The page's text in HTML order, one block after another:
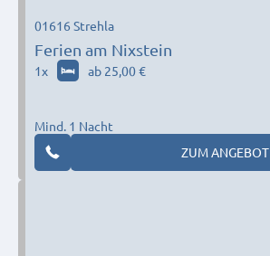
Ferien am Nixstein
01616 Strehla
1x ab 25,00 €
Mind. 1 Nacht
ZUM ANGEBOT